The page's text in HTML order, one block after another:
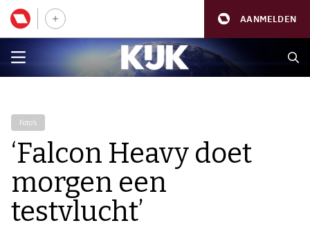
AANMELDEN
Foto's
‘Falcon Heavy doet
morgen een
testvlucht’